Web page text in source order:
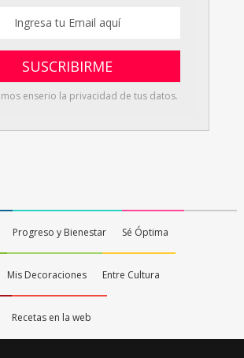
enserio la privacidad de tus datos.
Progreso y Bienestar Sé Óptima
Mis Decoraciones Entre Cultura
Recetas en la web